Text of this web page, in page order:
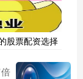
股票配资选择